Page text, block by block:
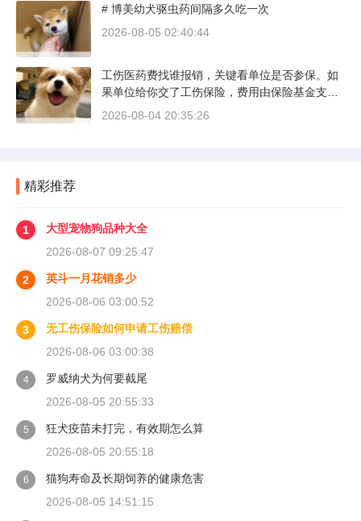
不超过100公里，这不是老司机的保守，而是活
塞和气缸壁需要时间完成精细贴合。多数车型说
# 博美幼犬驱虫药间隔多久吃一次
2026-08-05 02:40:44
工伤医药费找谁报销，关键看单位是否参保。如
果单位给你交了工伤保险，费用由保险基金支
付；要是单位没参保，那就由单位自己掏钱。很
2026-08-04 20:35:26
精彩推荐
1
大型宠物狗品种大全
2026-08-07 09:25:47
2
英斗一月花销多少
2026-08-06 03:00:52
3
无工伤保险如何申请工伤赔偿
2026-08-06 03:00:38
4
罗威纳犬为何要截尾
2026-08-05 20:55:33
5
狂犬疫苗未打完，有效期怎么算
2026-08-05 20:55:18
6
猫狗寿命及长期饲养的健康危害
2026-08-05 14:51:15